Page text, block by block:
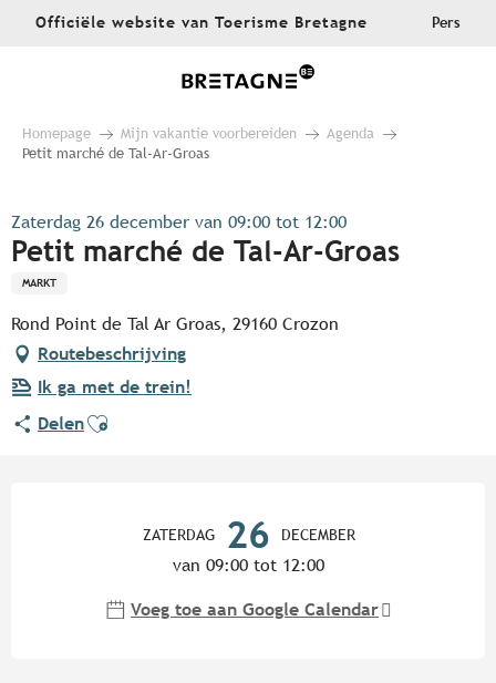
AllerOfficiële website van Toerisme Bretagne Pers
Homepage Mijn vakantie voorbereiden
Agenda
Petit marché de Tal-Ar-Groas
Zaterdag 26 december van 09:00 tot 12:00
Petit marché de Tal-Ar-Groas
MARKT
Rond Point de Tal Ar Groas, 29160 Crozon
Routebeschrijving
Ik ga met de trein!
DelenAjouter aux favoris
ZATERDAG 26 DECEMBER
van 09:00 tot 12:00
Voeg toe aan Google Calendar